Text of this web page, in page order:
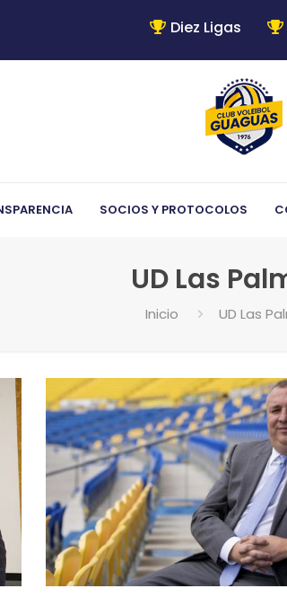
Diez Ligas
SOCIOS Y PROTOCOLOS
UD Las
Inicio UD Las